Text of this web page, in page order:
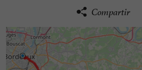
Compartir